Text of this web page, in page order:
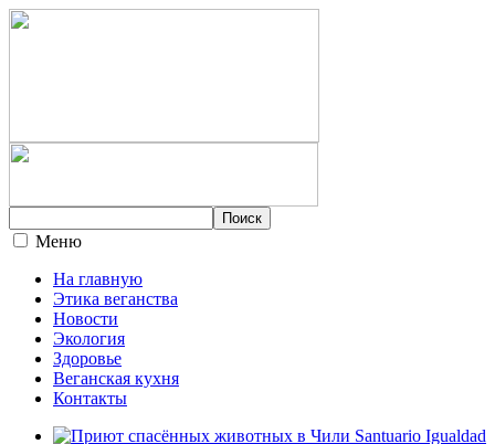
Меню
На главную
Этика веганства
Новости
Экология
Здоровье
Веганская кухня
Контакты